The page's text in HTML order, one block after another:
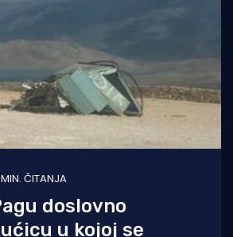
MIN. ČITANJA
doslovno
u kojoj se